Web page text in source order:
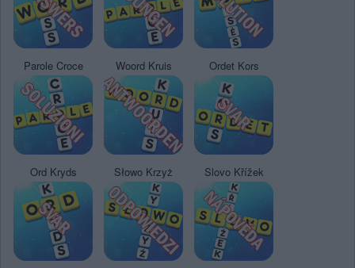
Parole Croce Woord Kruis Ordet Kors
Ord Kryds Słowo Krzyż Slovo Křížek